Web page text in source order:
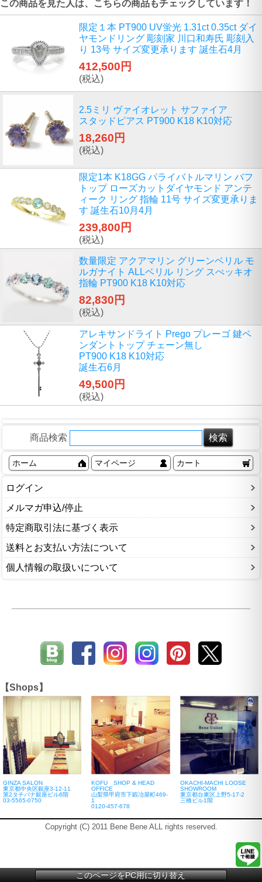
この商品を見た人は、こちらの商品もチェックしています！
限定１本 PT900 UV蛍光 1.31ct 0.35ct ダイ
ヤモンドリング 彫刻家 川口和寿氏 彫刻入
り 13号 サイズ変更承ります 誕生石4月
412,500円
(税込)
2.5ミリ ヴァイオレット サファイア
スタッドピアス PT900 K18 K10対応
18,260円
(税込)
限定1本 K18GG パライバトルマリン バフ
トップ ローズカットダイヤモンド アンテ
ィーク リング 指輪 11号 サイズ変更承りま
す 誕生石10月4月
239,800円
(税込)
数量限定 アクアマリン グリーンベリル モ
ルガナイト ALLベリル リング スぺッキオ
指輪 PT900 K18 K10対応
82,830円
(税込)
アレキサンドライト Prego プレーゴ 鍵ペ
ンダントトップ チェーン無し
PT900 K18 K10対応
誕生石6月
49,500円
(税込)
商品検索
ホーム マイページ カート
ログイン
メルマガ申込/停止
特定商取引法に基づく表示
送料とお支払い方法について
個人情報の取扱いについて
【Shops】
GINZA SALON
東京都中央区銀座3-12-11
第2タチバナ銀座ビル6階
03-5565-0750
KOFU SHOP & HEAD
OFFICE
山梨県甲府市下鍛冶屋町469-
1
0120-457-678
OKACHI-MACHI LOOSE
SHOWROOM
東京都台東区上野5-17-2
三橋ビル1階
Copyright (C) 2011 Bene Bene ALL rights reserved.
このページをPC用に切り替え